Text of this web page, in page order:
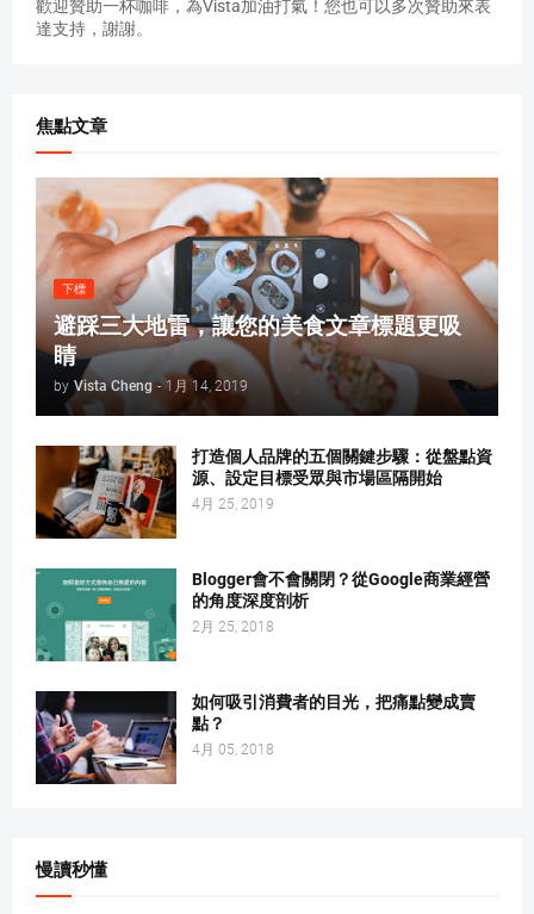
歡迎贊助一杯咖啡，為Vista加油打氣！您也可以多次贊助來表
達支持，謝謝。
焦點文章
下標
避踩三大地雷，讓您的美食文章標題更吸
睛
by Vista Cheng - 1月 14, 2019
打造個人品牌的五個關鍵步驟：從盤點資
源、設定目標受眾與市場區隔開始
4月 25, 2019
Blogger會不會關閉？從Google商業經營
的角度深度剖析
2月 25, 2018
如何吸引消費者的目光，把痛點變成賣
點？
4月 05, 2018
慢讀秒懂